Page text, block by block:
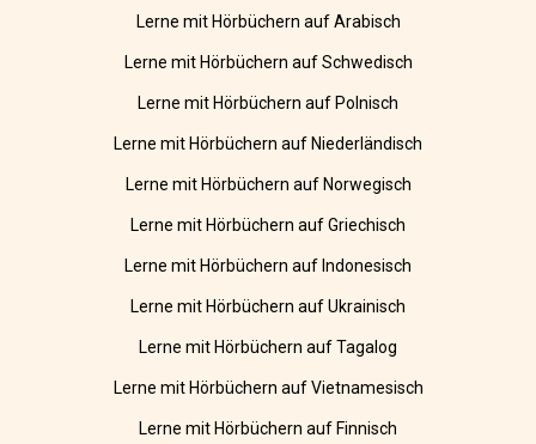
Lerne mit Hörbüchern auf Arabisch
Lerne mit Hörbüchern auf Schwedisch
Lerne mit Hörbüchern auf Polnisch
Lerne mit Hörbüchern auf Niederländisch
Lerne mit Hörbüchern auf Norwegisch
Lerne mit Hörbüchern auf Griechisch
Lerne mit Hörbüchern auf Indonesisch
Lerne mit Hörbüchern auf Ukrainisch
Lerne mit Hörbüchern auf Tagalog
Lerne mit Hörbüchern auf Vietnamesisch
Lerne mit Hörbüchern auf Finnisch